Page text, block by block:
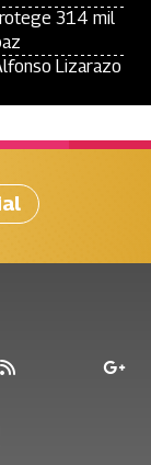
314 mil
Lizarazo